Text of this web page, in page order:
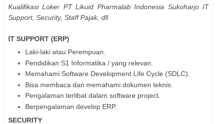
Kualifikasi Loker PT Likuid Pharmalab Indonesia Sukoharjo IT
Support, Security, Staff Pajak, dll
IT SUPPORT (ERP)
Laki-laki atau Perempuan.
Pendidikan S1 Informatika / yang relevan.
Memahami Software Development Life Cycle (SDLC).
Bisa membaca dan memahami dokumen teknis.
Pengalaman terlibat dalam software project.
Berpengalaman develop ERP.
SECURITY